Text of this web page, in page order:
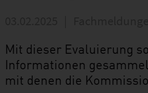
Mit dieser Evaluierung
Informationen
mit denen die